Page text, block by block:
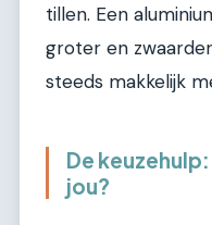
tillen. Een
groter en
steeds makkelijk
De
jou?